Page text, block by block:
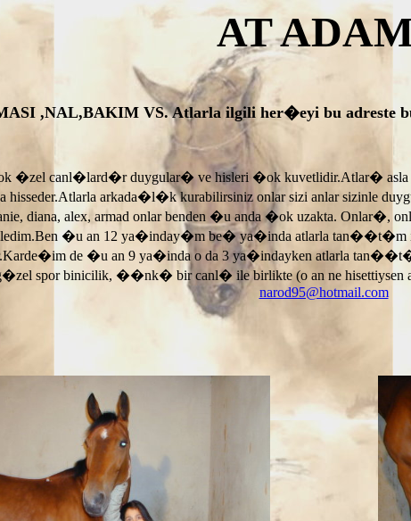
AT
,NAL,BAKIM VS. Atlarla ilgili her�eyi bu adreste
�zel canl�lard�r duygular� ve hisleri �ok kuvetlidir.Atlar�
hisseder.Atlarla arkada�l�k kurabilirsiniz onlar sizi anlar sizinle
diana, alex, armad onlar benden �u anda �ok uzakta.
�u an 12 ya�inday�m be� ya�inda atlarla tan��t�m
de �u an 9 ya�inda o da 3 ya�indayken atlarla
spor binicilik, ��nk� bir canl� ile birlikte (o an ne hisettiysen
narod95@hotmail.com